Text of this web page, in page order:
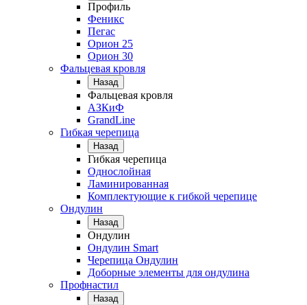
Профиль
Феникс
Пегас
Орион 25
Орион 30
Фальцевая кровля
Назад
Фальцевая кровля
АЗКиФ
GrandLine
Гибкая черепица
Назад
Гибкая черепица
Однослойная
Ламинированная
Комплектующие к гибкой черепице
Ондулин
Назад
Ондулин
Ондулин Smart
Черепица Ондулин
Доборные элементы для ондулина
Профнастил
Назад